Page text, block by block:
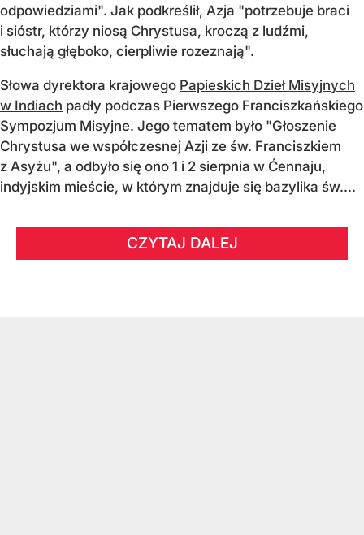
odpowiedziami". Jak podkreślił, Azja "potrzebuje braci
i sióstr, którzy niosą Chrystusa, kroczą z ludźmi,
słuchają głęboko, cierpliwie rozeznają".
Słowa dyrektora krajowego Papieskich Dzieł Misyjnych
w Indiach padły podczas Pierwszego Franciszkańskiego
Sympozjum Misyjne. Jego tematem było "Głoszenie
Chrystusa we współczesnej Azji ze św. Franciszkiem
z Asyżu", a odbyło się ono 1 i 2 sierpnia w Ćennaju,
indyjskim mieście, w którym znajduje się bazylika św....
CZYTAJ DALEJ